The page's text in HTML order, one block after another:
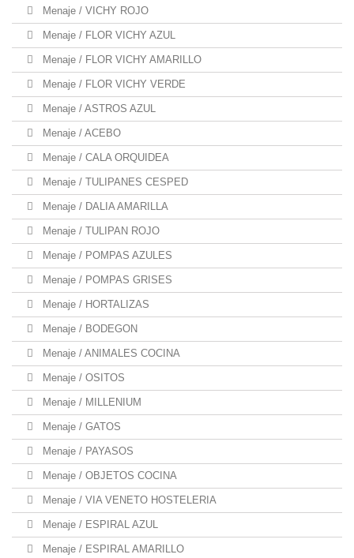
Menaje / VICHY ROJO
Menaje / FLOR VICHY AZUL
Menaje / FLOR VICHY AMARILLO
Menaje / FLOR VICHY VERDE
Menaje / ASTROS AZUL
Menaje / ACEBO
Menaje / CALA ORQUIDEA
Menaje / TULIPANES CESPED
Menaje / DALIA AMARILLA
Menaje / TULIPAN ROJO
Menaje / POMPAS AZULES
Menaje / POMPAS GRISES
Menaje / HORTALIZAS
Menaje / BODEGON
Menaje / ANIMALES COCINA
Menaje / OSITOS
Menaje / MILLENIUM
Menaje / GATOS
Menaje / PAYASOS
Menaje / OBJETOS COCINA
Menaje / VIA VENETO HOSTELERIA
Menaje / ESPIRAL AZUL
Menaje / ESPIRAL AMARILLO